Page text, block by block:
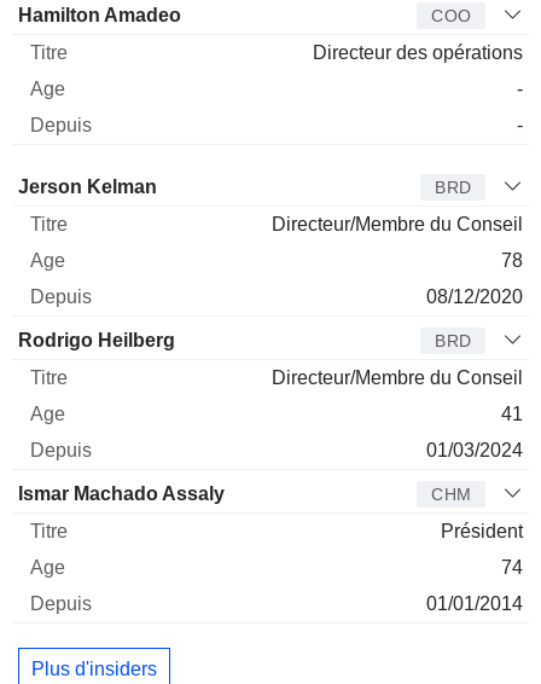
Hamilton Amadeo COO
Directeur des opérations
-
-
Administrateur Titre
Jerson Kelman BRD
Directeur/Membre du Conseil
78
08/12/2020
Rodrigo Heilberg BRD
Directeur/Membre du Conseil
41
01/03/2024
Ismar Machado Assaly CHM
Président
74
01/01/2014
Plus d'insiders